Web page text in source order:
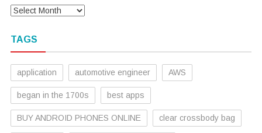
TAGS
application automotive engineer AWS
began in the 1700s best apps
BUY ANDROID PHONES ONLINE clear crossbody bag